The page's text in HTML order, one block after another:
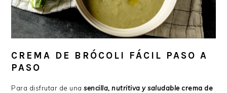
CREMA DE BRÓCOLI FÁCIL PASO A
PASO
Para disfrutar de unasencilla, nutritiva y saludable crema de